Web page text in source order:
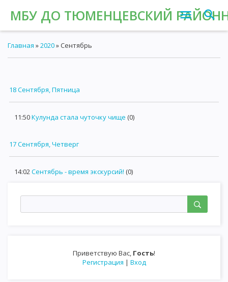
МБУ ДО ТЮМЕНЦЕВСКИЙ
Приветствую Вас, Гость!
Регистрация | Вход
Главная »2020»Сентябрь
18 Сентября, Пятница
11:50Кулунда стала чуточку чище (0)
17 Сентября, Четверг
14:02Сентябрь - время экскурсий! (0)